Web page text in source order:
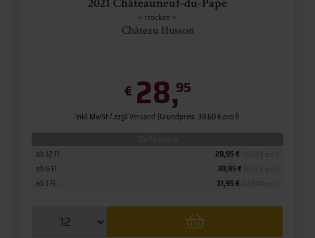
2021 Châteauneuf-du-Pape
» trocken «
Château Husson
€ 28,95
inkl. MwSt. / zzgl.Versand (Grundpreis: 38,60 € pro l)
ab 1 Fl. 31,95 €
ab 6 Fl. 30,95 €
ab 12 Fl. 28,95 €